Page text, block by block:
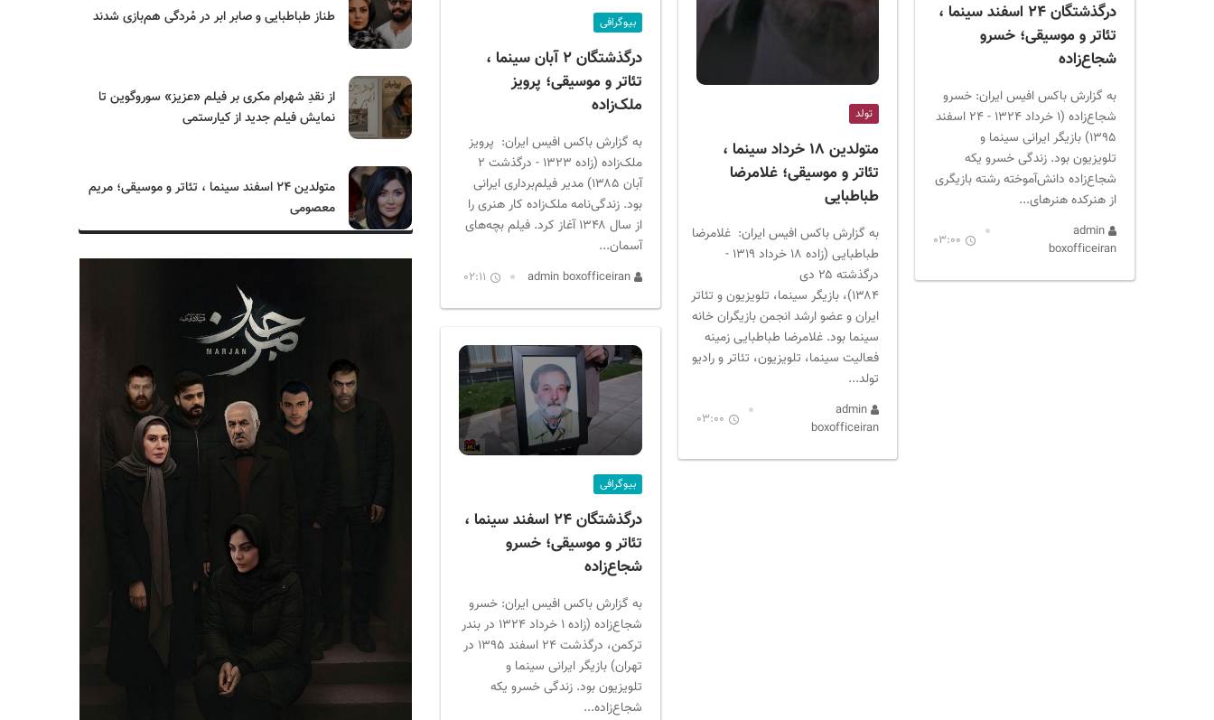
درگذشتگان ۲۴ اسفند سینما ،
تئاتر و موسیقی؛ خسرو
شجاع‌زاده
به گزارش باکس افیس ایران: خسرو
شجاع‌زاده (۱ خرداد ۱۳۲۴ - ۲۴ اسفند
۱۳۹۵) بازیگر ایرانی سینما و
تلویزیون بود. زندگی خسرو یکه
شجاع‌زاده دانش‌آموخته رشته بازیگری
از هنرکده هنرهای...
admin
boxofficeiran
03:00
تولد
متولدین ۱۸ خرداد سینما ،
تئاتر و موسیقی؛ غلامرضا
طباطبایی
به گزارش باکس افیس ایران: غلامرضا
طباطبایی (زاده ۱۸ خرداد ۱۳۱۹ -
درگذشته ۲۵ دی
۱۳۸۴)، بازیگر سینما، تلویزیون و تئاتر
ایران و عضو ارشد انجمن بازیگران خانه
سینما بود. غلامرضا طباطبایی زمینه
فعالیت سینما، تلویزیون، تئاتر و رادیو
تولد...
admin
boxofficeiran
03:00
بیوگرافی
درگذشتگان ۲ آبان سینما ،
تئاتر و موسیقی؛ پرویز
ملک‌زاده
به گزارش باکس افیس ایران: پرویز
ملک‌زاده (زاده ۱۳۲۳ - درگذشت ۲
آبان ۱۳۸۵) مدیر فیلم‌برداری ایرانی
بود. زندگی‌نامه ملک‌زاده کار هنری را
از سال ۱۳۴۸ آغاز کرد. فیلم بچه‌های
آسمان...
admin boxofficeiran
02:11
بیوگرافی
درگذشتگان ۲۴ اسفند سینما ،
تئاتر و موسیقی؛ خسرو
شجاع‌زاده
به گزارش باکس افیس ایران: خسرو
شجاع‌زاده (زاده ۱ خرداد ۱۳۲۴ در بندر
ترکمن، درگذشت ۲۴ اسفند ۱۳۹۵ در
تهران) بازیگر ایرانی سینما و
تلویزیون بود. زندگی خسرو یکه
شجاع‌زاده...
طناز طباطبایی و صابر ابر در مُردگی هم‌بازی شدند
از نقدِ شهرام مکری بر فیلم «عزیز» سوروگوین تا
نمایش فیلم جدید از کیارستمی
متولدین ۲۴ اسفند سینما ، تئاتر و موسیقی؛ مریم
معصومی